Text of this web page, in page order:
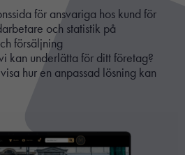
för ansvariga hos kund för
och statistik på
försäljning
kan underlätta för ditt företag?
hur en anpassad lösning kan